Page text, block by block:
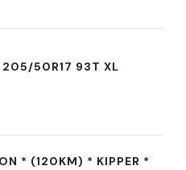
205/50R17 93T XL
* (120KM) * KIPPER *